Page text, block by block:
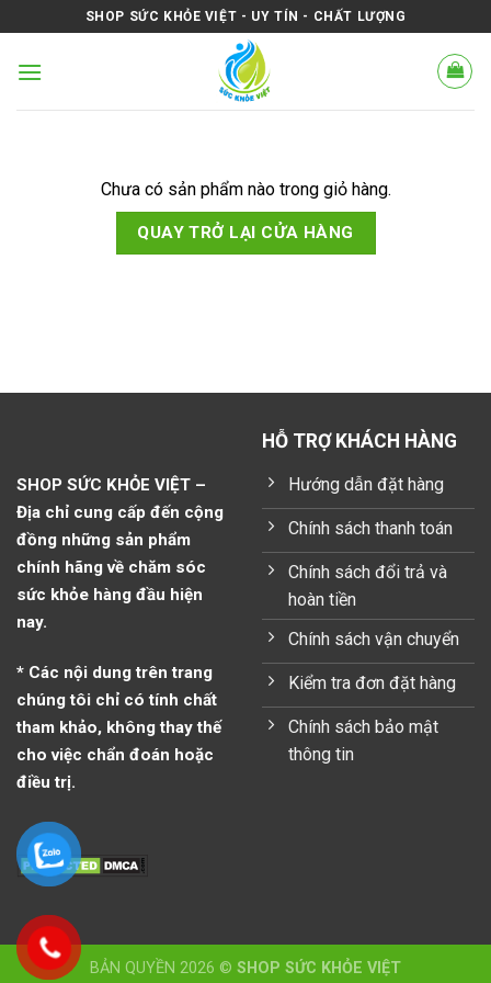
to
content
SHOP SỨC KHỎE VIỆT - UY TÍN - CHẤT LƯỢNG
Chưa có sản phẩm nào trong giỏ hàng.
QUAY TRỞ LẠI CỬA HÀNG
SHOP SỨC KHỎE VIỆT –
Địa chỉ cung cấp đến cộng
đồng những sản phẩm
chính hãng về chăm sóc
sức khỏe hàng đầu hiện
nay.
* Các nội dung trên trang
chúng tôi chỉ có tính chất
tham khảo, không thay thế
cho việc chẩn đoán hoặc
điều trị.
HỖ TRỢ KHÁCH HÀNG
Hướng dẫn đặt hàng
Chính sách thanh toán
Chính sách đổi trả và
hoàn tiền
Chính sách vận chuyển
Kiểm tra đơn đặt hàng
Chính sách bảo mật
thông tin
BẢN QUYỀN 2026 © SHOP SỨC KHỎE VIỆT